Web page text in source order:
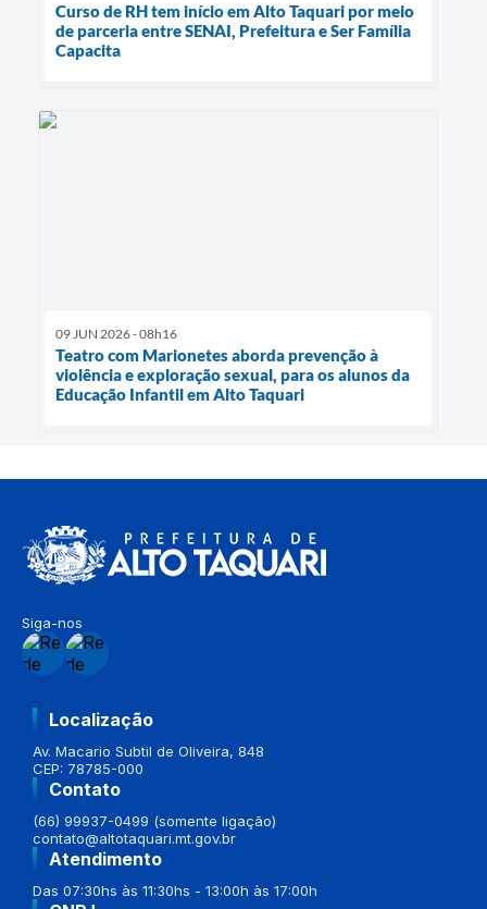
Curso de RH tem início em Alto Taquari por meio
de parceria entre SENAI, Prefeitura e Ser Família
Capacita
09 JUN 2026 - 08h16
Teatro com Marionetes aborda prevenção à
violência e exploração sexual, para os alunos da
Educação Infantil em Alto Taquari
Siga-nos
Localização
Av. Macario Subtil de Oliveira, 848
CEP: 78785-000
Contato
(66) 99937-0499 (somente ligação)
contato@altotaquari.mt.gov.br
Atendimento
Das 07:30hs às 11:30hs - 13:00h às 17:00h